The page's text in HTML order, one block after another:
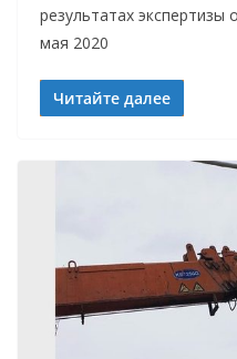
результатах
мая 2020
Читайте далее